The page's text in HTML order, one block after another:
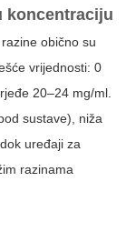
koncentraciju
obično su
vrijednosti: 0
20–24 mg/ml.
sustave), niža
uređaji za
razinama